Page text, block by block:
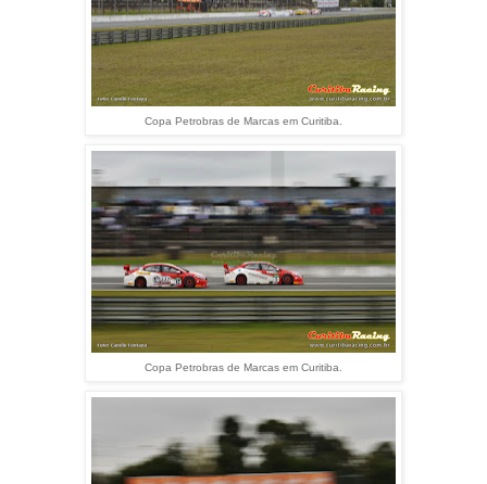
Copa Petrobras de Marcas em Curitiba.
Copa Petrobras de Marcas em Curitiba.